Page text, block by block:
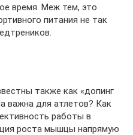
время. Меж тем, это
питания не так
также как «допинг
важна для атлетов? Как
работы в
роста мышцы напрямую